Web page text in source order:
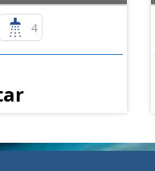
4